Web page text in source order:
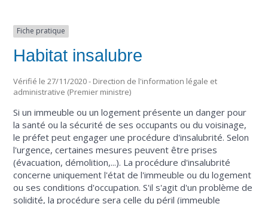
Fiche pratique
Habitat insalubre
Vérifié le 27/11/2020 - Direction de l'information légale et
administrative (Premier ministre)
Si un immeuble ou un logement présente un danger pour
la santé ou la sécurité de ses occupants ou du voisinage,
le préfet peut engager une procédure d'insalubrité. Selon
l'urgence, certaines mesures peuvent être prises
(évacuation, démolition,...). La procédure d'insalubrité
concerne uniquement l'état de l'immeuble ou du logement
ou ses conditions d'occupation. S'il s'agit d'un problème de
solidité, la procédure sera celle du péril (immeuble